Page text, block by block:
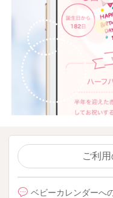
ご利
ベビーカレンダーへ